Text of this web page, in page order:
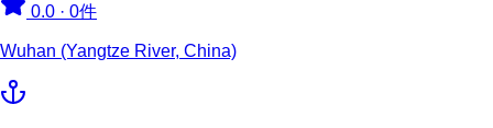
0.0 · 0件
Wuhan (Yangtze River, China)